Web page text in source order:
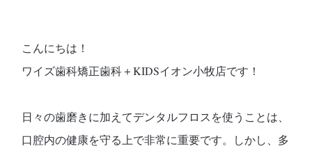
こんにちは！
ワイズ歯科矯正歯科＋KIDSイオン小牧店です！
日々の歯磨きに加えてデンタルフロスを使うことは、
口腔内の健康を守る上で非常に重要です。しかし、多